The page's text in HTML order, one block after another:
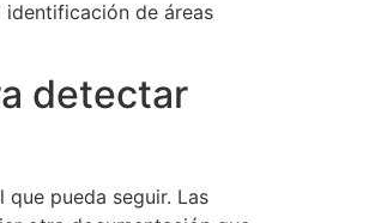
de áreas
detectar
pueda seguir. Las